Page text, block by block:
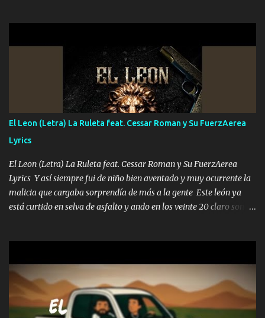
corriente no quieren verte subir de level trucha mis plebes Música
A veces me pongo un sombrero a veces me ven la cachucha de lado
con la mirada siempre en alto A veces me fajó una super o a veces
me fajó una Glock siempre armado todas las generaciones yo
traigo El chiste es que hago lo que quiero pues así soy me mandó
yo tengo el control a todos yo les paro el dedo soy hocicon un
malcriado un malandrón Que Les importa no saben nada falsas
las risas las que me miran hay gente corriente no quieren ve...
El Leon (Letra) La Ruleta feat. Cessar Roman y Su FuerzAerea
Lyrics
El Leon (Letra) La Ruleta feat. Cessar Roman y Su FuerzAerea
Lyrics Y así siempre fui de niño bien aventado y muy ocurrente la
malicia que cargaba sorprendía de más a la gente Este león ya
está curtido en selva de asfalto y ando en los veinte 20 claro son
pa más pues hay charola les voy a dar hasta topar pues no hay de
otra Música Surcando bien mi camino voy por mi línea no veo a
los lados aquel que no corre vuela no se me duerm voy chicoteado
Ya pasé varias hazañas ya tienen rato que me agarran el colmillo